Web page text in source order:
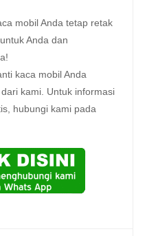
mobil Anda tetap retak
Anda dan
kaca mobil Anda
kami. Untuk informasi
hubungi kami pada